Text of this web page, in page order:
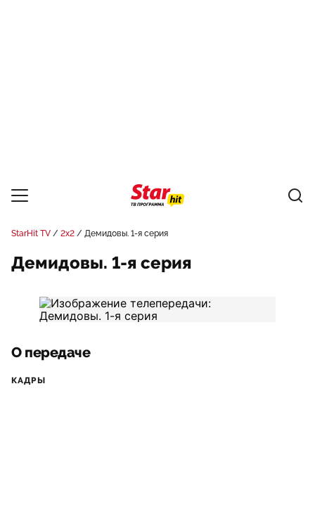
StarHit TV 2x2 Демидовы. 1-я серия
Демидовы. 1-я серия
О передаче
КАДРЫ